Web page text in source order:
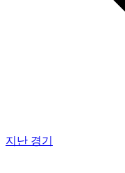
지난 경기